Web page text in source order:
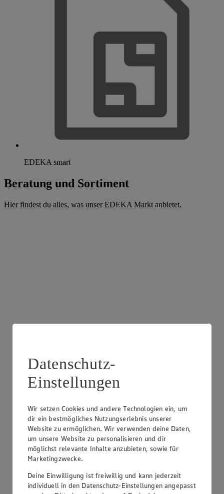
EDEKA smart
Beratung und Sortiment
Hier findest du alles, was unser EDEKA Markt anbietet.
Laktosefreies Sortiment
Einfach laktosefrei ernähren? Bei uns erwartet dich eine
Vielzahl an laktosefreien Produkten.
Datenschutz-
Einstellungen
Wir setzen Cookies und andere Technologien ein, um
dir ein bestmögliches Nutzungserlebnis unserer
Website zu ermöglichen. Wir verwenden deine Daten,
um unsere Website zu personalisieren und dir
möglichst relevante Inhalte anzubieten, sowie für
Marketingzwecke.
Deine Einwilligung ist freiwillig und kann jederzeit
individuell in den Datenschutz-Einstellungen angepasst